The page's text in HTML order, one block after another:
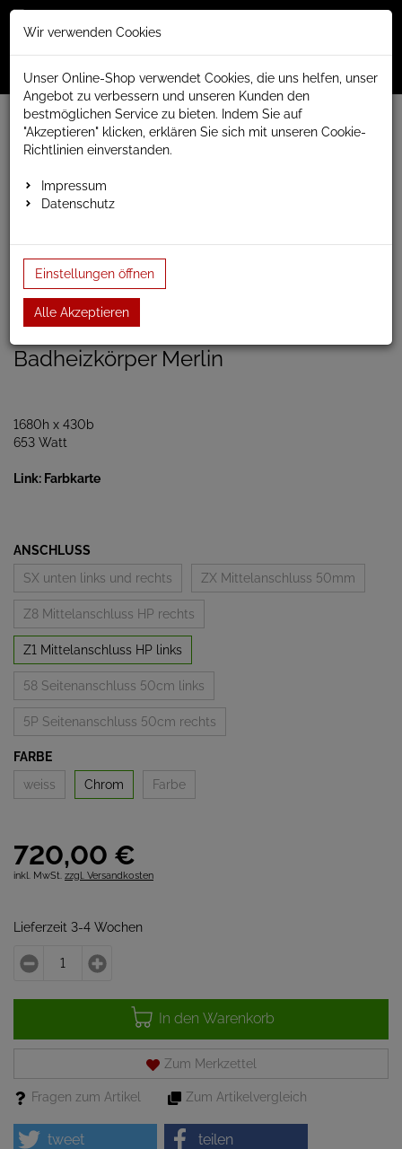
Menü
Weiter einkaufen www.anapont.eu
Badheizkörper
Design Badheizkörper
x 430b
Einloggen und Bewertung schreiben
Artikel-Nummer:
Badheizkörper Merlin
1680h x 430b
653 Watt
Link: Farbkarte
ANSCHLUSS
SX unten links und rechts
ZX Mittelanschluss 50mm
Z8 Mittelanschluss HP rechts
Z1 Mittelanschluss HP links
58 Seitenanschluss 50cm links
5P Seitenanschluss 50cm rechts
FARBE
weiss
Chrom Farbe
720,00 €
inkl. MwSt. zzgl. Versandkosten
Lieferzeit 3-4 Wochen
In den Warenkorb
Zum Merkzettel
Fragen zum Artikel Zum Artikelvergleich
tweet teilen
Wir verwenden Cookies
Unser Online-Shop verwendet Cookies, die uns helfen, unser
Angebot zu verbessern und unseren Kunden den
bestmöglichen Service zu bieten. Indem Sie auf
"Akzeptieren" klicken, erklären Sie sich mit unseren Cookie-
Richtlinien einverstanden.
Impressum
Datenschutz
Einstellungen öffnen
Alle Akzeptieren